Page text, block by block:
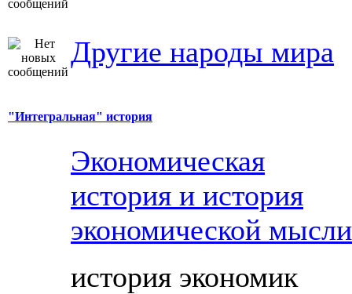
Другие народы мира
"Интегральная" история
Экономическая
история и история
экономической мысли
история экономик